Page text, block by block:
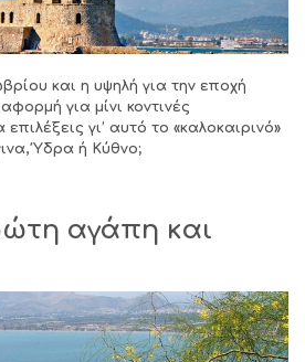
και η υψηλή για την εποχή
για μίνι κοντινές
γι’ αυτό το «καλοκαιρινό»
Ύδρα ή Κύθνο;
αγάπη και